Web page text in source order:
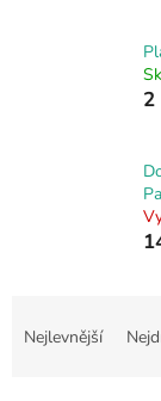
2
Nejlevnější